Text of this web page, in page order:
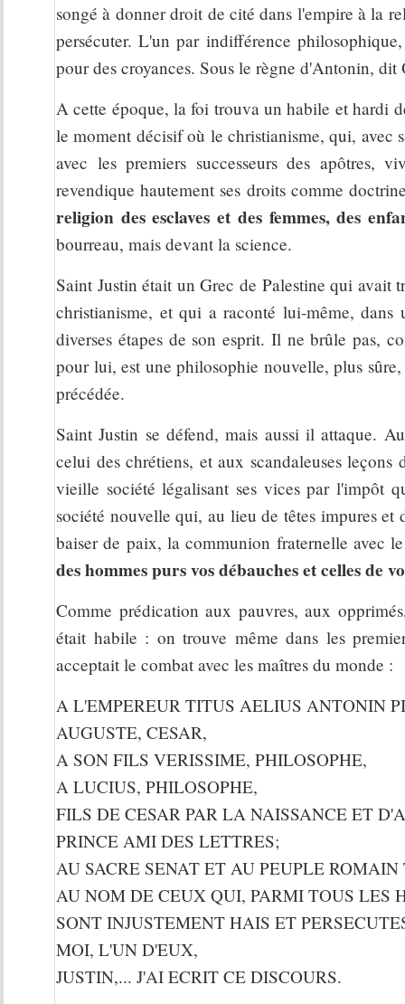
songé à donner droit de cité dans l'empire à la
persécuter. L'un par indifférence
pour des croyances. Sous le règne d'Antonin,
A cette époque, la foi trouva un habile et hardi
le moment décisif où le christianisme, qui, avec
avec les premiers successeurs des
revendique hautement ses droits comme
religion des esclaves et des femmes, des
bourreau, mais devant la science.
Saint Justin était un Grec de Palestine qui avait
christianisme, et qui a raconté lui-même,
diverses étapes de son esprit. Il ne brûle pas,
pour lui, est une philosophie nouvelle, plus
précédée.
Saint Justin se défend, mais aussi il attaque.
celui des chrétiens, et aux scandaleuses
vieille société légalisant ses vices par l'impôt
société nouvelle qui, au lieu de têtes impures
baiser de paix, la communion fraternelle avec
des hommes purs vos débauches et celles de
Comme prédication aux pauvres, aux
était habile : on trouve même dans les
acceptait le combat avec les maîtres du monde :
A L'EMPEREUR TITUS AELIUS ANTONIN
AUGUSTE, CESAR,
A SON FILS VERISSIME, PHILOSOPHE,
A LUCIUS, PHILOSOPHE,
FILS DE CESAR PAR LA NAISSANCE ET
PRINCE AMI DES LETTRES;
AU SACRE SENAT ET AU PEUPLE
AU NOM DE CEUX QUI, PARMI TOUS LES
SONT INJUSTEMENT HAIS ET
MOI, L'UN D'EUX,
JUSTIN,... J'AI ECRIT CE DISCOURS.